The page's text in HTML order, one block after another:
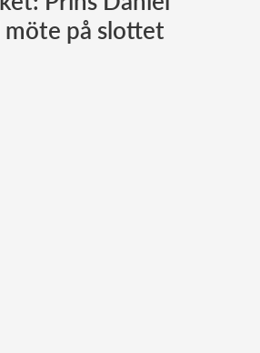
Norska kungahusetpå slottet